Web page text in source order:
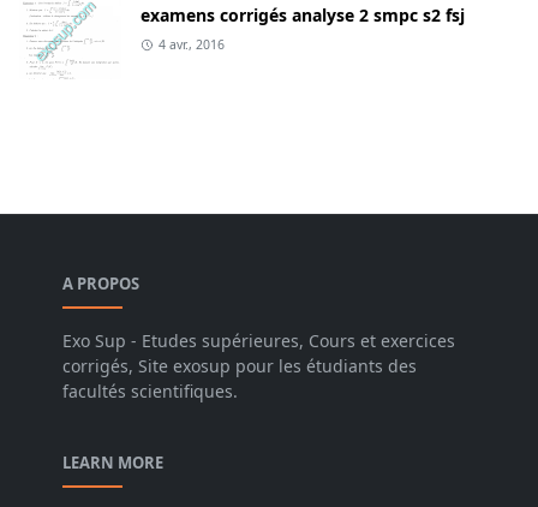
examens corrigés analyse 2 smpc s2 fsj
4 avr., 2016
A PROPOS
Exo Sup - Etudes supérieures, Cours et exercices
corrigés, Site exosup pour les étudiants des
facultés scientifiques.
LEARN MORE